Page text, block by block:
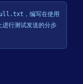
，编写在使用
行测试发送的分步